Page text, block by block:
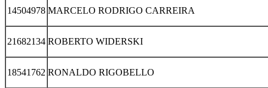
14504978 MARCELO RODRIGO CARREIRA
21682134 ROBERTO WIDERSKI
18541762 RONALDO RIGOBELLO